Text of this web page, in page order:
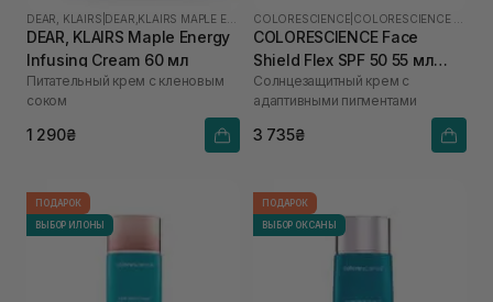
DEAR, KLAIRS
DEAR, KLAIRS Maple Energy
Infusing Cream 60 мл
Питательный крем с кленовым
соком
1 290₴
COLORESCIENCE
COLORESCIENCE Face
Shield Flex SPF 50 55 мл
(Medium)
Солнцезащитный крем с
адаптивными пигментами
3 735₴
ПОДАРОК
ВЫБОР ИЛОНЫ
ПОДАРОК
ВЫБОР ОКСАНЫ